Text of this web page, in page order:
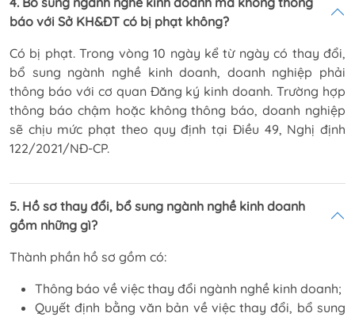
báo với Sở KH&ĐT có bị phạt không?
Có bị phạt. Trong vòng 10 ngày kể từ ngày có thay đổi,
bổ sung ngành nghề kinh doanh, doanh nghiệp phải
thông báo với cơ quan Đăng ký kinh doanh. Trường hợp
thông báo chậm hoặc không thông báo, doanh nghiệp
sẽ chịu mức phạt theo quy định tại Điều 49, Nghị định
122/2021/NĐ-CP.
5. Hồ sơ thay đổi, bổ sung ngành nghề kinh doanh
gồm những gì?
Thành phần hồ sơ gồm có:
Thông báo về việc thay đổi ngành nghề kinh doanh;
Quyết định bằng văn bản về việc thay đổi, bổ sung